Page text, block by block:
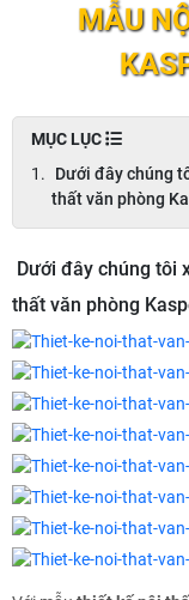
MẪU
MỤC LỤC
Dưới đây chúng
thất văn phòng
Dưới đây chúng tôi
thất văn phòng